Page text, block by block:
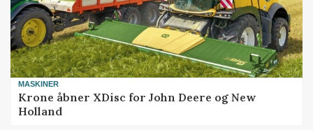
MASKINER
Krone åbner XDisc for John Deere og New
Holland